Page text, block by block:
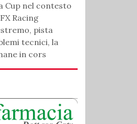
Cup nel contesto
Racing
pista
tecnici, la
in cors